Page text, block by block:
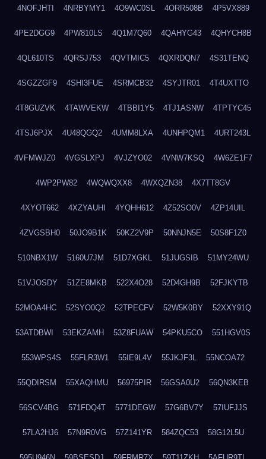
4NOFJHTI 4NRBYMY1 4O9WC0SL 4ORR508B 4P5VX889
4PE2DGG9 4PW810LS 4Q1M7Q60 4QAHYG43 4QHYCH8B
4QL610TS 4QRSJ753 4QVTMIC5 4QXRDQN7 4S31TENQ
4SGZZGF9 4SHI3FUE 4SRMCB32 4SYJTR01 4T4UXTTO
4T8GUZVK 4TAWVEKW 4TBBI1Y5 4TJ1ASNW 4TPTYC45
4TSJ6PJX 4U48QGQ2 4UMM8LXA 4UNHPQM1 4URT243L
4VFMWJZ0 4VGSLXPJ 4VJZYO02 4VNW7KSQ 4W6ZE1F7
4WP2PW82 4WQWQXX8 4WXQZN38 4X7TT8GV
4XYOT662 4XZYAUHI 4YQHH612 4Z52SO0V 4ZP14UIL
4ZVGSBH0 50JO9B1K 50KZ2V9P 50NNJN5E 50S8F1Z0
510NBX1W 5160U7JM 51D7XGKL 51JUGSIB 51MY24WU
51VJOSDY 51ZE8MKB 522X4O28 52D4GH9B 52FJKYTB
52MOA4HC 52SYO0Q2 52TPECFV 52W5K0BY 52XXY91Q
53ATDBWI 53EKZAMH 53Z8FUAW 54PKU5CO 551HGV0S
553WPS4S 55FLR3W1 55IE9L4V 55JKJF3L 55NCOA72
55QDIRSM 55XAQHMU 56975PIR 56GSA0U2 56QN3KEB
56SCV4BG 571FDQ4T 5771DEGW 57G6BV7Y 57IUFJJS
57LA2HJ6 57N9R0VG 57Z141YR 584ZQC53 58G12L5U